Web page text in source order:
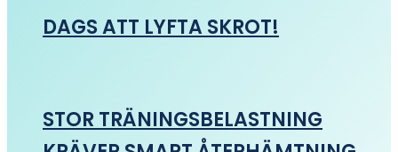
DAGS ATT LYFTA SKROT!
STOR TRÄNINGSBELASTNING